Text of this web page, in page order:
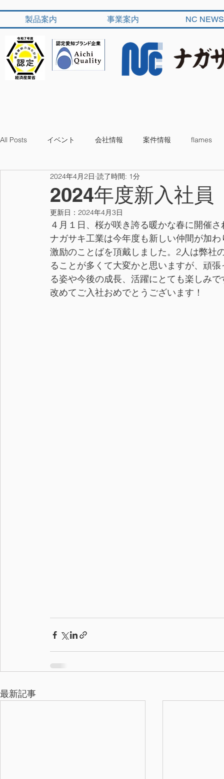
製品案内 事業案内 NC NEWS
All Posts イベント 会社情報 案件情報 flames
2024年度新入社員
2024年4月2日 読了時間: 1分
更新日： 2024年4月3日
４月１日、桜が咲き誇る暖かな春に開催
ナガサキ工業は今年度も新しい仲間が加
激励のことばを頂戴しました。2人は弊社
ることが多くて大変かと思いますが、頑
る姿や今後の成長、活躍にとても楽しみで
改めてご入社おめでとうございます！
最新記事